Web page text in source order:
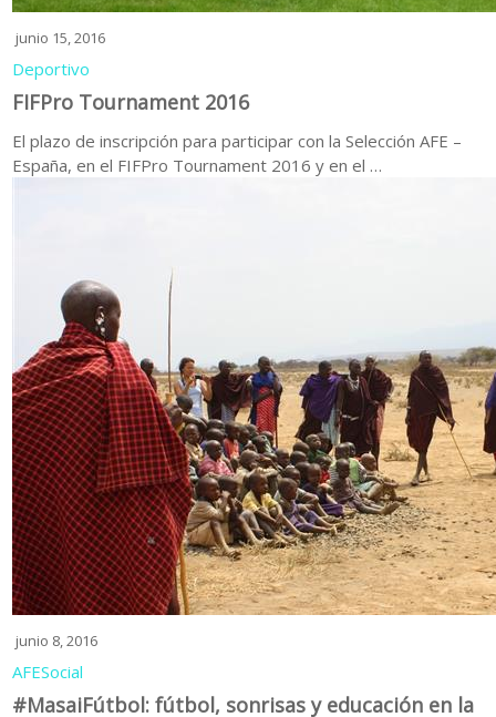
junio 15, 2016
Deportivo
FIFPro Tournament 2016
El plazo de inscripción para participar con la Selección AFE –
España, en el FIFPro Tournament 2016 y en el …
junio 8, 2016
AFESocial
#MasaiFútbol: fútbol, sonrisas y educación en la